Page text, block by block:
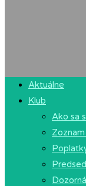
Aktuálne
Klub
Ako sa